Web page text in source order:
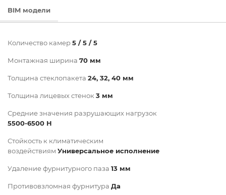
BIM модели
Количество камер5 / 5 / 5
Монтажная ширина 70 мм
Толщина стеклопакета 24, 32, 40 мм
Толщина лицевых стенок 3 мм
Средние значения разрушающих нагрузок
5500-6500 Н
Стойкость к климатическим
воздействиям Универсальное исполнение
Удаление фурнитурного паза 13 мм
Противовзломная фурнитура Да